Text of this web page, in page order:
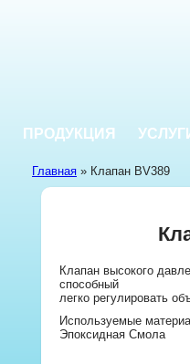
ПРОДУКЦИЯ
Главная » Клапан BV389
Клапан высокого
способный
легко регулировать
Используемые
Эпоксидная Смола